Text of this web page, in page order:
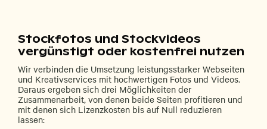
Stockfotos und Stockvideos
vergünstigt oder kostenfrei nutzen
Wir verbinden die Umsetzung leistungsstarker Webseiten
und Kreativservices mit hochwertigen Fotos und Videos.
Daraus ergeben sich drei Möglichkeiten der
Zusammenarbeit, von denen beide Seiten profitieren und
mit denen sich Lizenzkosten bis auf Null reduzieren
lassen: